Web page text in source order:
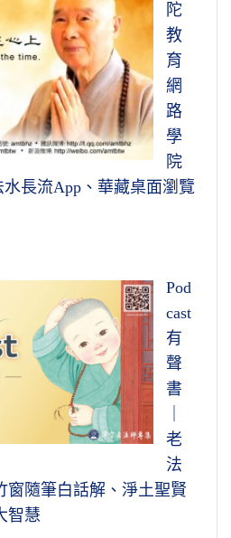
陀
教
育
網
路
學
院
長流App、華藏桌面瀏覽
Pod
cast
有
聲
書
老
法
窗隨筆白話解、淨土聖賢
智慧